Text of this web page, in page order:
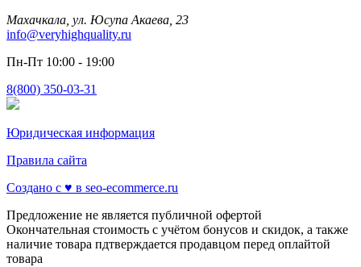
Махачкала, ул. Юсупа Акаева, 23
info@veryhighquality.ru
Пн-Пт 10:00 - 19:00
8(800) 350-03-31
Юридическая информация
Правила сайта
Создано с ♥️ в seo-ecommerce.ru
Предложение не является публичной офертой
Окончательная стоимость с учётом бонусов и скидок, а также
наличие товара пдтверждается продавцом перед оплайтой
товара